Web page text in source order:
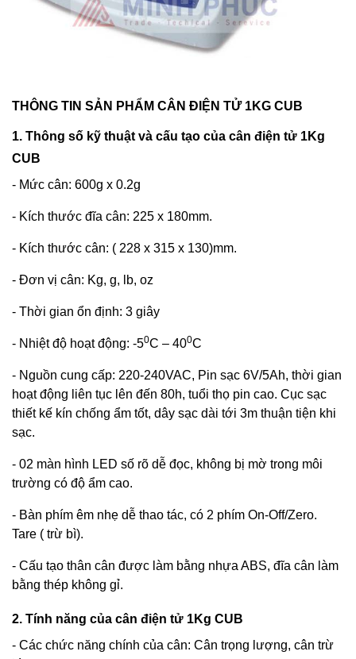
THÔNG TIN SẢN PHẨM CÂN ĐIỆN TỬ 1KG CUB
1. Thông số kỹ thuật và cấu tạo của cân điện tử 1Kg
CUB
- Mức cân: 600g x 0.2g
- Kích thước đĩa cân: 225 x 180mm.
- Kích thước cân: ( 228 x 315 x 130)mm.
- Đơn vị cân: Kg, g, lb, oz
- Thời gian ổn định: 3 giây
- Nhiệt độ hoạt động: -50C – 400C
- Nguồn cung cấp: 220-240VAC, Pin sạc 6V/5Ah, thời gian
hoạt động liên tục lên đến 80h, tuổi thọ pin cao. Cục sạc
thiết kế kín chống ẩm tốt, dây sạc dài tới 3m thuận tiện khi
sạc.
- 02 màn hình LED số rõ dễ đọc, không bị mờ trong môi
trường có độ ẩm cao.
- Bàn phím êm nhẹ dễ thao tác, có 2 phím On-Off/Zero.
Tare ( trừ bì).
- Cấu tạo thân cân được làm bằng nhựa ABS, đĩa cân làm
bằng thép không gỉ.
2. Tính năng của cân điện tử 1Kg CUB
- Các chức năng chính của cân: Cân trọng lượng, cân trừ